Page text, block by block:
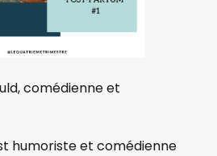
comédienne et
humoriste et comédienne